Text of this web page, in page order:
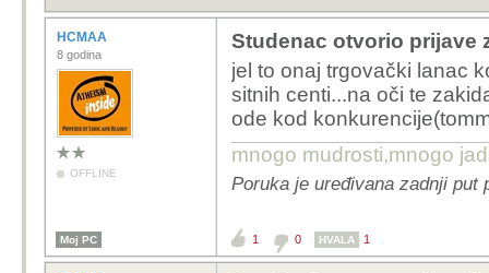
HCMAA
8 godina
OFFLINE
Studenac otvorio prijave
jel to onaj trgovački lanac
sitnih centi...na oči te
ode kod
mnogo mudrosti,mnogo
Poruka je uređivana zadnji put
Moj PC 1 0 HVALA 1